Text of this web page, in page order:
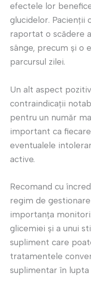
efectele lor
glucidelor. Pacienții
raportat o scădere
sânge, precum și o
parcursul zilei.
Un alt aspect
contraindicații
pentru un număr
important ca
eventualele
active.
Recomand cu
regim de
importanța
glicemiei și a unui
supliment care
tratamentele
suplimentar în